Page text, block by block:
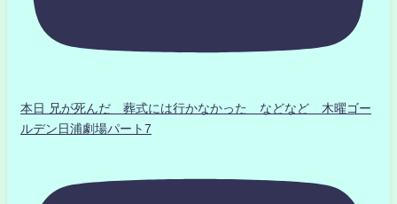
本日 兄が死んだ 葬式には行かなかった などなど 木曜ゴー
ルデン日浦劇場パート7